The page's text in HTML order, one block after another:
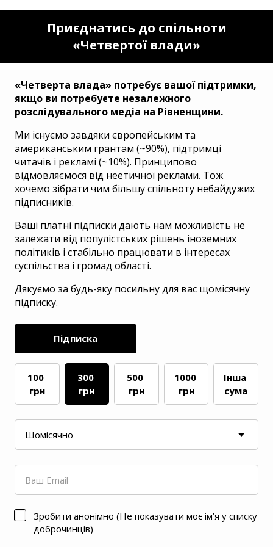
Приєднатись до спільноти
«Четвертої влади»
«Четверта влада» потребує вашої підтримки,
якщо ви потребуєте незалежного
розслідувального медіа на Рівненщини.
Ми існуємо завдяки європейським та
американським грантам (~90%), підтримці
читачів і рекламі (~10%). Принципово
відмовляємося від неетичної реклами. Тож
хочемо зібрати чим більшу спільноту небайдужих
підписників.
Ваші платні підписки дають нам можливість не
залежати від популістських рішень іноземних
політиків і стабільно працювати в інтересах
суспільства і громад області.
Дякуємо за будь-яку посильну для вас щомісячну
підписку.
Підписка
100
грн
300
грн
500
грн
1000
грн
Інша
сума
Зробити анонімно (Не показувати моє ім’я у списку
доброчинців)